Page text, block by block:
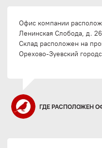
Офис компании
Ленинская Слобода, д.
Склад расположен на
Орехово-Зуевский
ГДЕ РАСПОЛОЖЕН